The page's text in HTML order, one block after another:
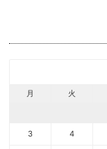
月 火
3 4